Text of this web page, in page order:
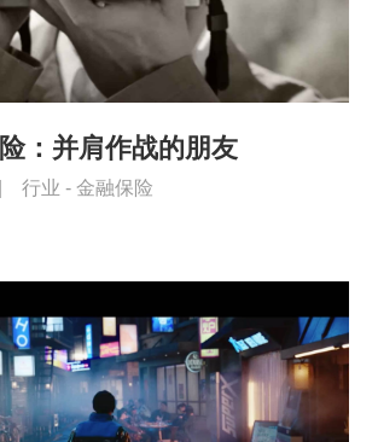
：并肩作战的朋友
行业 - 金融保险